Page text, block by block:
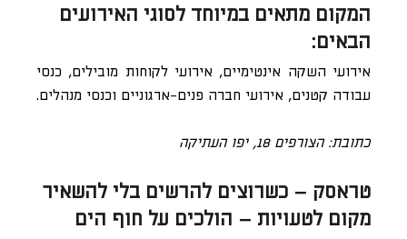
המקום מתאים במיוחד לסוגי האירועים
הבאים:
אירועי השקה אינטימיים, אירועי לקוחות מובילים, כנסי
עבודה קטנים, אירועי חברה פנים-ארגוניים וכנסי מנהלים.
כתובת: הצורפים 18, יפו העתיקה
טראסק – כשרוצים להרשים בלי להשאיר
מקום לטעויות – הולכים על חוף הים